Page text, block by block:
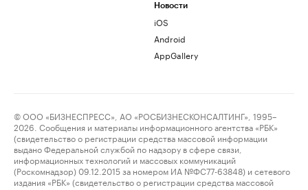
Новости
iOS
Android
AppGallery
© ООО «БИЗНЕСПРЕСС», АО «РОСБИЗНЕСКОНСАЛТИНГ», 1995–
2026. Сообщения и материалы информационного агентства «РБК»
(свидетельство о регистрации средства массовой информации
выдано Федеральной службой по надзору в сфере связи,
информационных технологий и массовых коммуникаций
(Роскомнадзор) 09.12.2015 за номером ИА №ФС77-63848) и сетевого
издания «РБК» (свидетельство о регистрации средства массовой